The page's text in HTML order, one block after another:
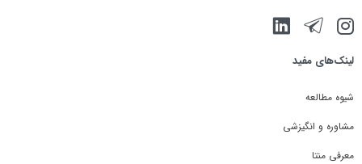
لینک‌های مفید
شیوه مطالعه
مشاوره و انگیزشی
معرفی منتا